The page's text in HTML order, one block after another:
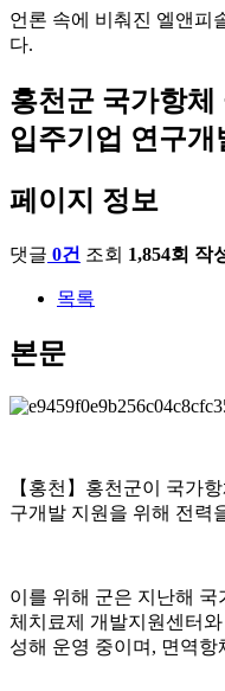
언론 속에 비춰진 엘앤피
다.
홍천군 국가항
입주기업 연구개
페이지 정보
댓글 0건 조회 1,854회 작
목록
본문
【홍천】홍천군이 국가
구개발 지원을 위해 전력
이를 위해 군은 지난해
체치료제 개발지원센터
성해 운영 중이며, 면역